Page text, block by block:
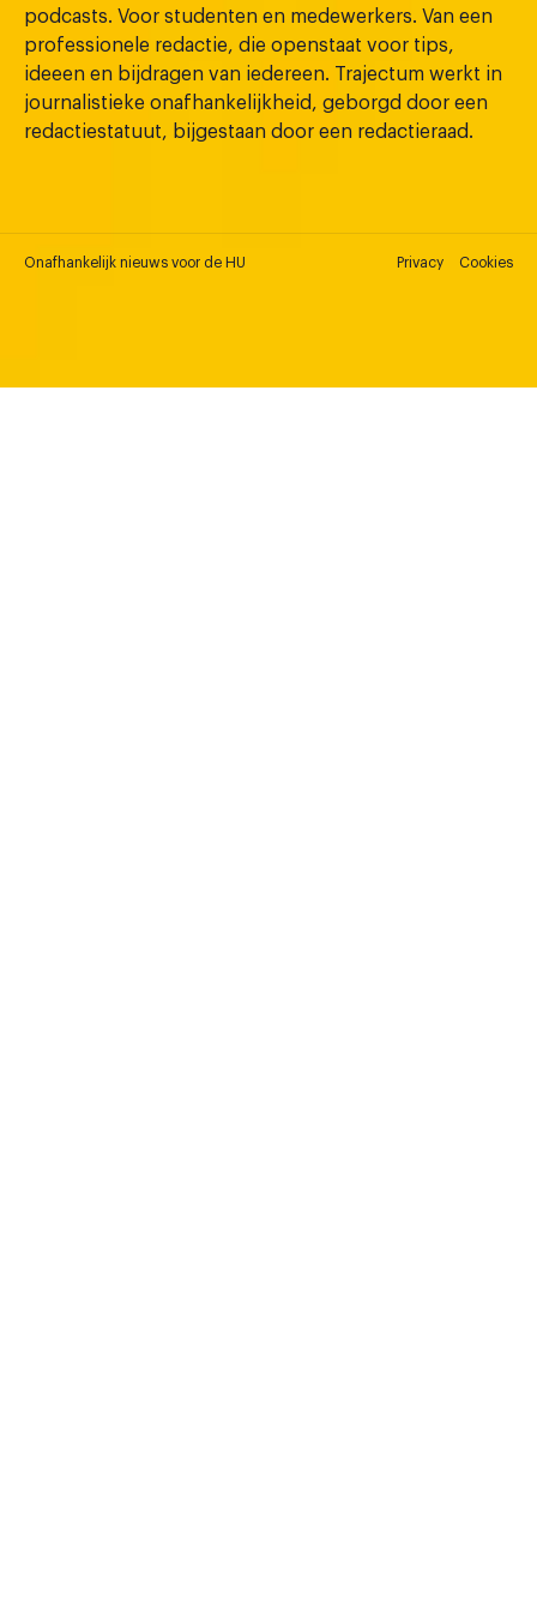
podcasts. Voor studenten en medewerkers. Van een
professionele redactie, die openstaat voor tips,
ideeen en bijdragen van iedereen. Trajectum werkt in
journalistieke onafhankelijkheid, geborgd door een
redactiestatuut, bijgestaan door een redactieraad.
Onafhankelijk nieuws voor de HU Privacy Cookies